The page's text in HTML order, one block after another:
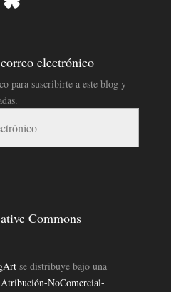
electrónico
para suscribirte a este blog y
Commons
se distribuye bajo una
NoComercial-